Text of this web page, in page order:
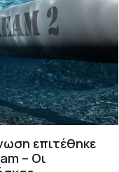
επιτέθηκε
– Οι